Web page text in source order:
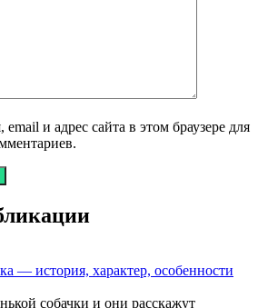
и адрес сайта в этом браузере для
— история, характер, особенности
собачки и они расскажут